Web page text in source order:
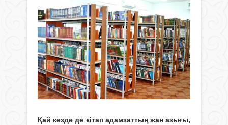
Қай кезде де кітап адамзаттың жан азығы,